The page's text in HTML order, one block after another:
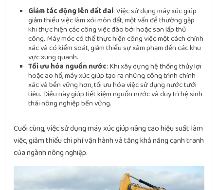
Giảm tác động lên đất đai: Việc sử dụng máy xúc giúp
giảm thiểu việc làm xói mòn đất, một vấn đề thường gặp
khi thực hiện các công việc đào bới hoặc san lấp thủ
công. Máy móc có thể thực hiện công việc một cách chính
xác và có kiểm soát, giảm thiểu sự xâm phạm đến các khu
vực xung quanh.
Tối ưu hóa nguồn nước: Khi xây dựng hệ thống thủy lợi
hoặc ao hồ, máy xúc giúp tạo ra những công trình chính
xác và bền vững hơn, tối ưu hóa việc sử dụng nước tưới
tiêu. Điều này giúp tiết kiệm nguồn nước và duy trì hệ sinh
thái nông nghiệp bền vững.
Cuối cùng, việc sử dụng máy xúc giúp nâng cao hiệu suất làm
việc, giảm thiểu chi phí vận hành và tăng khả năng cạnh tranh
của ngành nông nghiệp.